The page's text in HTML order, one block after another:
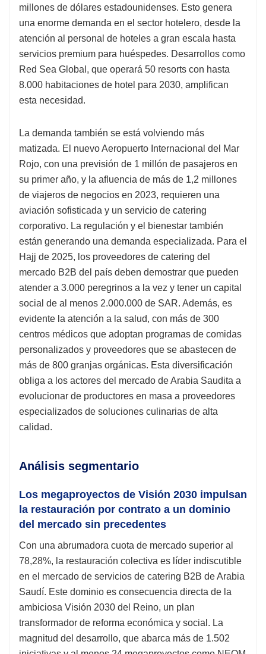
millones de dólares estadounidenses. Esto genera
una enorme demanda en el sector hotelero, desde la
atención al personal de hoteles a gran escala hasta
servicios premium para huéspedes. Desarrollos como
Red Sea Global, que operará 50 resorts con hasta
8.000 habitaciones de hotel para 2030, amplifican
esta necesidad.
La demanda también se está volviendo más
matizada. El nuevo Aeropuerto Internacional del Mar
Rojo, con una previsión de 1 millón de pasajeros en
su primer año, y la afluencia de más de 1,2 millones
de viajeros de negocios en 2023, requieren una
aviación sofisticada y un servicio de catering
corporativo. La regulación y el bienestar también
están generando una demanda especializada. Para el
Hajj de 2025, los proveedores de catering del
mercado B2B del país deben demostrar que pueden
atender a 3.000 peregrinos a la vez y tener un capital
social de al menos 2.000.000 de SAR. Además, es
evidente la atención a la salud, con más de 300
centros médicos que adoptan programas de comidas
personalizados y proveedores que se abastecen de
más de 800 granjas orgánicas. Esta diversificación
obliga a los actores del mercado de Arabia Saudita a
evolucionar de productores en masa a proveedores
especializados de soluciones culinarias de alta
calidad.
Análisis segmentario
Los megaproyectos de Visión 2030 impulsan
la restauración por contrato a un dominio
del mercado sin precedentes
Con una abrumadora cuota de mercado superior al
78,28%, la restauración colectiva es líder indiscutible
en el mercado de servicios de catering B2B de Arabia
Saudí. Este dominio es consecuencia directa de la
ambiciosa Visión 2030 del Reino, un plan
transformador de reforma económica y social. La
magnitud del desarrollo, que abarca más de 1.502